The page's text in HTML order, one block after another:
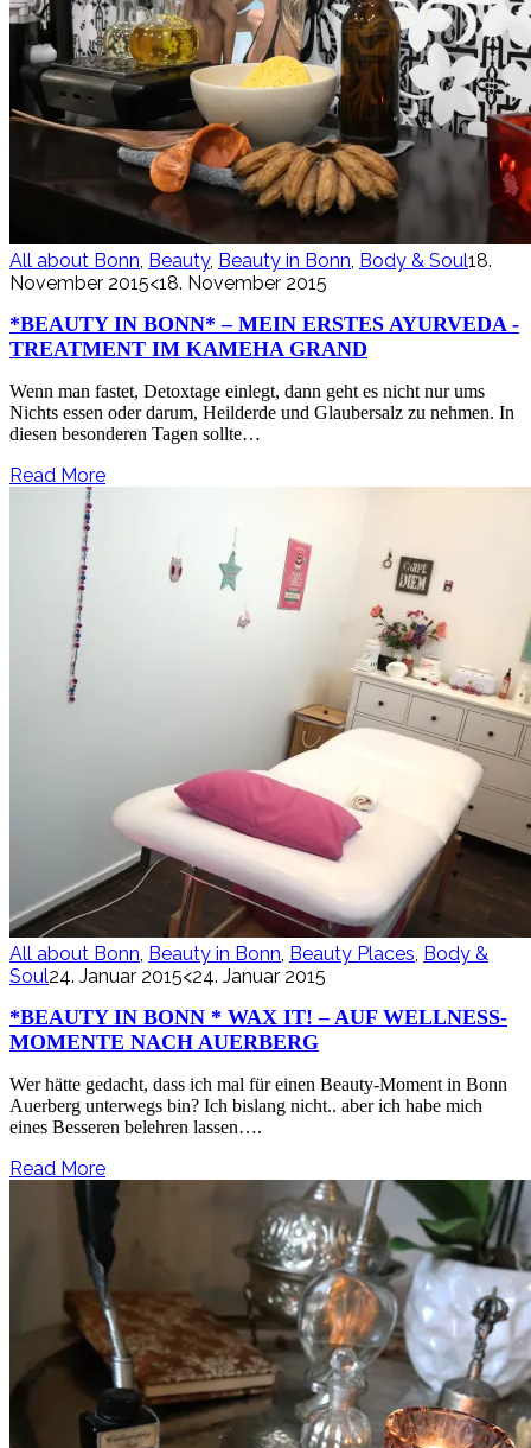
All about Bonn, Beauty, Beauty in Bonn, Body & Soul18.
November 2015<18. November 2015
*BEAUTY IN BONN* – MEIN ERSTES AYURVEDA -
TREATMENT IM KAMEHA GRAND
Wenn man fastet, Detoxtage einlegt, dann geht es nicht nur ums
Nichts essen oder darum, Heilderde und Glaubersalz zu nehmen. In
diesen besonderen Tagen sollte…
Read More
All about Bonn, Beauty in Bonn, Beauty Places, Body &
Soul24. Januar 2015<24. Januar 2015
*BEAUTY IN BONN * WAX IT! – AUF WELLNESS-
MOMENTE NACH AUERBERG
Wer hätte gedacht, dass ich mal für einen Beauty-Moment in Bonn
Auerberg unterwegs bin? Ich bislang nicht.. aber ich habe mich
eines Besseren belehren lassen….
Read More